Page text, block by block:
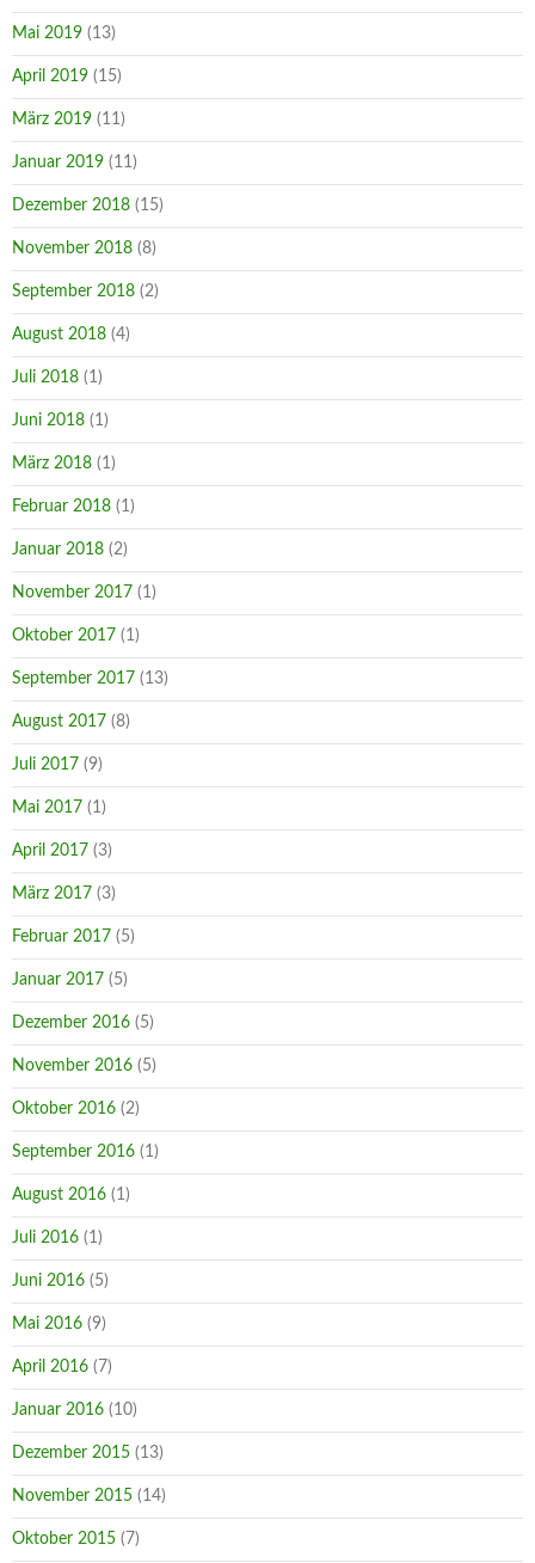
Mai 2019 (13)
April 2019 (15)
März 2019 (11)
Januar 2019 (11)
Dezember 2018 (15)
November 2018 (8)
September 2018 (2)
August 2018 (4)
Juli 2018 (1)
Juni 2018 (1)
März 2018 (1)
Februar 2018 (1)
Januar 2018 (2)
November 2017 (1)
Oktober 2017 (1)
September 2017 (13)
August 2017 (8)
Juli 2017 (9)
Mai 2017 (1)
April 2017 (3)
März 2017 (3)
Februar 2017 (5)
Januar 2017 (5)
Dezember 2016 (5)
November 2016 (5)
Oktober 2016 (2)
September 2016 (1)
August 2016 (1)
Juli 2016 (1)
Juni 2016 (5)
Mai 2016 (9)
April 2016 (7)
Januar 2016 (10)
Dezember 2015 (13)
November 2015 (14)
Oktober 2015 (7)